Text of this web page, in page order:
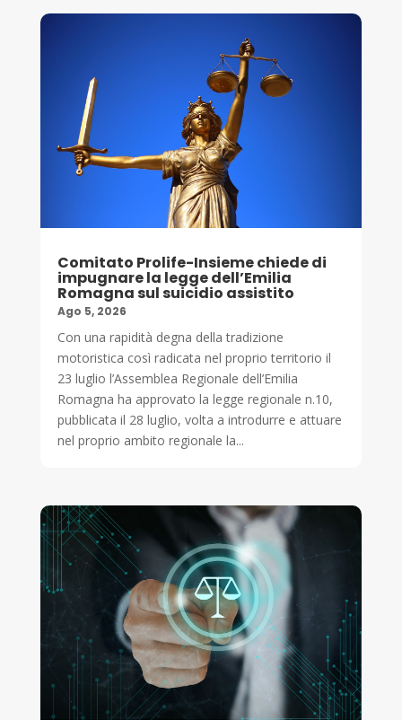
Comitato Prolife-Insieme chiede di
impugnare la legge dell’Emilia
Romagna sul suicidio assistito
Ago 5, 2026
Con una rapidità degna della tradizione
motoristica così radicata nel proprio territorio il
23 luglio l’Assemblea Regionale dell’Emilia
Romagna ha approvato la legge regionale n.10,
pubblicata il 28 luglio, volta a introdurre e attuare
nel proprio ambito regionale la...